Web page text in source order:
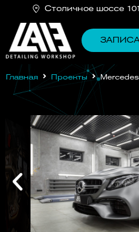
Cтоличное шоссе
Главная Проекты